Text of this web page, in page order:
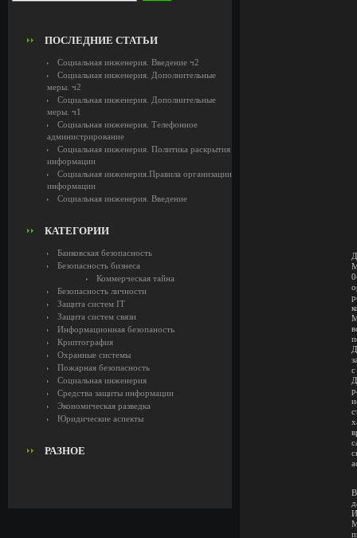
ПОСЛЕДНИЕ СТАТЬИ
Социальная инженерия. Введение ч2
Социальная инженерия. Дополнительные
меры. ч2
Социальная инженерия. Дополнительные
меры. ч1
Социальная инженерия. Телефонное
администрирование
Социальная инженерия. Политика раскрытия
информации
Социальная инженерия.Правила организации
информации
Социальная инженерия. Введение
КАТЕГОРИИ
Банковская безопасность
Безопасность бизнеса
Коммерческая тайна
Безопасность личности
Защита систем IT
Защита систем связи
Информационная безопаность
Криптография
Охранные системы
Пожарная безопасность
Социальная инженерия
Средства защиты информации
Экономическая разведка
Юридические аспекты
РАЗНОЕ